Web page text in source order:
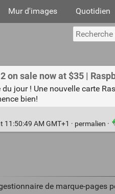
Mur d'images Quotidien
on sale now at $35 |
jour ! Une nouvelle carte
bien!
AM GMT+1 · permalien ·
de marque-pages